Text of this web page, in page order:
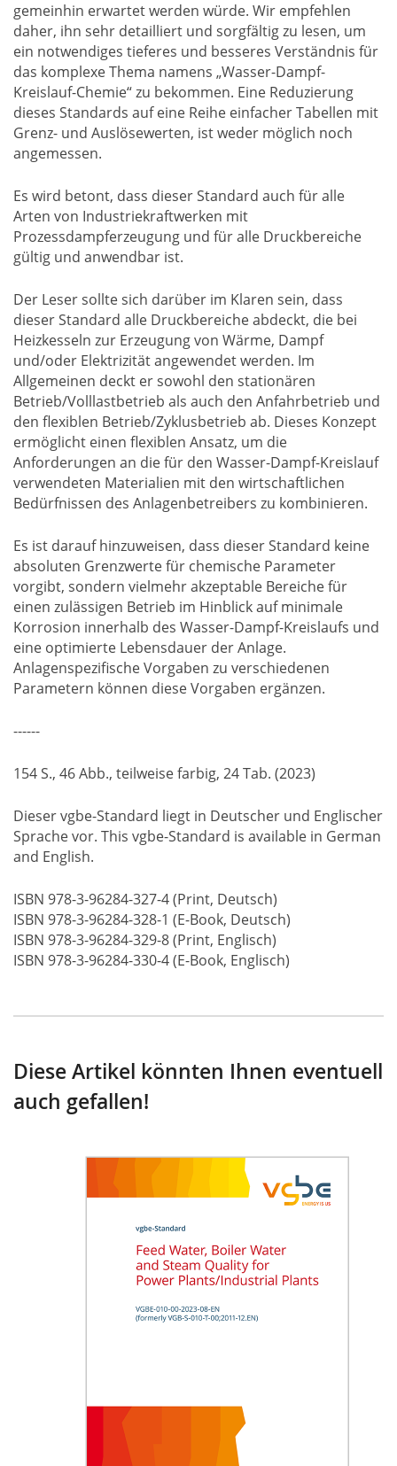
gemeinhin erwartet werden würde. Wir empfehlen
daher, ihn sehr detailliert und sorgfältig zu lesen, um
ein notwendiges tieferes und besseres Verständnis für
das komplexe Thema namens „Wasser-Dampf-
Kreislauf-Chemie“ zu bekommen. Eine Reduzierung
dieses Standards auf eine Reihe einfacher Tabellen mit
Grenz- und Auslösewerten, ist weder möglich noch
angemessen.
Es wird betont, dass dieser Standard auch für alle
Arten von Industriekraftwerken mit
Prozessdampferzeugung und für alle Druckbereiche
gültig und anwendbar ist.
Der Leser sollte sich darüber im Klaren sein, dass
dieser Standard alle Druckbereiche abdeckt, die bei
Heizkesseln zur Erzeugung von Wärme, Dampf
und/oder Elektrizität angewendet werden. Im
Allgemeinen deckt er sowohl den stationären
Betrieb/Volllastbetrieb als auch den Anfahrbetrieb und
den flexiblen Betrieb/Zyklusbetrieb ab. Dieses Konzept
ermöglicht einen flexiblen Ansatz, um die
Anforderungen an die für den Wasser-Dampf-Kreislauf
verwendeten Materialien mit den wirtschaftlichen
Bedürfnissen des Anlagenbetreibers zu kombinieren.
Es ist darauf hinzuweisen, dass dieser Standard keine
absoluten Grenzwerte für chemische Parameter
vorgibt, sondern vielmehr akzeptable Bereiche für
einen zulässigen Betrieb im Hinblick auf minimale
Korrosion innerhalb des Wasser-Dampf-Kreislaufs und
eine optimierte Lebensdauer der Anlage.
Anlagenspezifische Vorgaben zu verschiedenen
Parametern können diese Vorgaben ergänzen.
------
154 S., 46 Abb., teilweise farbig, 24 Tab. (2023)
Dieser vgbe-Standard liegt in Deutscher und Englischer
Sprache vor. This vgbe-Standard is available in German
and English.
ISBN 978-3-96284-327-4 (Print, Deutsch)
ISBN 978-3-96284-328-1 (E-Book, Deutsch)
ISBN 978-3-96284-329-8 (Print, Englisch)
ISBN 978-3-96284-330-4 (E-Book, Englisch)
Diese Artikel könnten Ihnen eventuell
auch gefallen!